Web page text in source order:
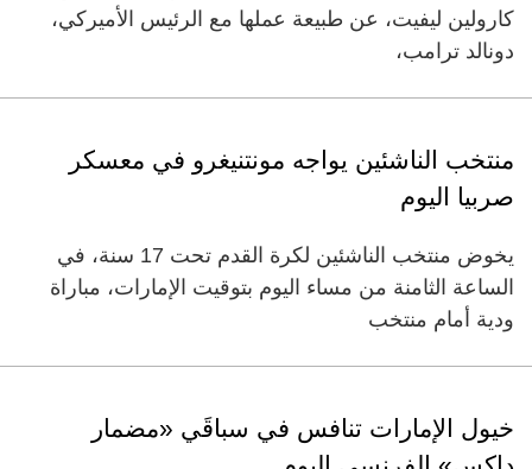
كارولين ليفيت، عن طبيعة عملها مع الرئيس الأميركي،
دونالد ترامب،
منتخب الناشئين يواجه مونتنيغرو في معسكر
صربيا اليوم
يخوض منتخب الناشئين لكرة القدم تحت 17 سنة، في
الساعة الثامنة من مساء اليوم بتوقيت الإمارات، مباراة
ودية أمام منتخب
خيول الإمارات تنافس في سباقَي «مضمار